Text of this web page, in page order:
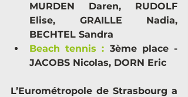
MURDEN Daren, RUDOLF
Elise, GRAILLE Nadia,
BECHTEL Sandra
Beach tennis : 3ème place -
JACOBS Nicolas, DORN Eric
L’Eurométropole de Strasbourg a